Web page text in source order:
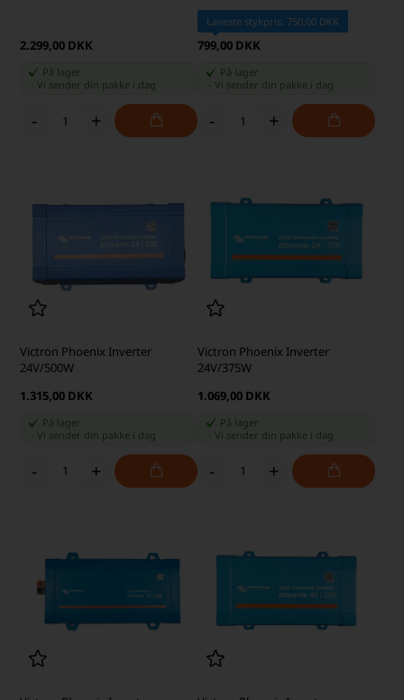
2.299,00 DKK
På lager
-Vi sender din pakke i dag
- +
Laveste stykpris: 750,00 DKK
799,00 DKK
På lager
Vi sender din pakke i dag
- +
Victron Phoenix Inverter
24V/500W
1.315,00 DKK
På lager
-Vi sender din pakke i dag
- +
Victron Phoenix Inverter
24V/375W
1.069,00 DKK
På lager
Vi sender din pakke i dag
- +